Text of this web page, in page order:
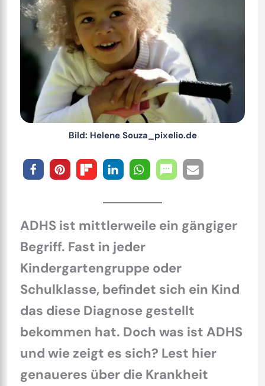
Bild: Helene Souza_pixelio.de
ADHS ist mittlerweile ein gängiger
Begriff. Fast in jeder
Kindergartengruppe oder
Schulklasse, befindet sich ein Kind
das diese Diagnose gestellt
bekommen hat. Doch was ist ADHS
und wie zeigt es sich? Lest hier
genaueres über die Krankheit